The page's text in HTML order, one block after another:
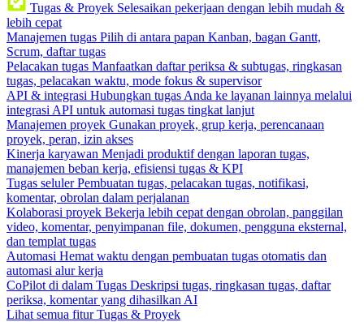
Tugas & Proyek Selesaikan pekerjaan dengan lebih mudah &
lebih cepat
Manajemen tugas Pilih di antara papan Kanban, bagan Gantt,
Scrum, daftar tugas
Pelacakan tugas Manfaatkan daftar periksa & subtugas, ringkasan
tugas, pelacakan waktu, mode fokus & supervisor
API & integrasi Hubungkan tugas Anda ke layanan lainnya melalui
integrasi API untuk automasi tugas tingkat lanjut
Manajemen proyek Gunakan proyek, grup kerja, perencanaan
proyek, peran, izin akses
Kinerja karyawan Menjadi produktif dengan laporan tugas,
manajemen beban kerja, efisiensi tugas & KPI
Tugas seluler Pembuatan tugas, pelacakan tugas, notifikasi,
komentar, obrolan dalam perjalanan
Kolaborasi proyek Bekerja lebih cepat dengan obrolan, panggilan
video, komentar, penyimpanan file, dokumen, pengguna eksternal,
dan templat tugas
Automasi Hemat waktu dengan pembuatan tugas otomatis dan
automasi alur kerja
CoPilot di dalam Tugas Deskripsi tugas, ringkasan tugas, daftar
periksa, komentar yang dihasilkan AI
Lihat semua fitur Tugas & Proyek